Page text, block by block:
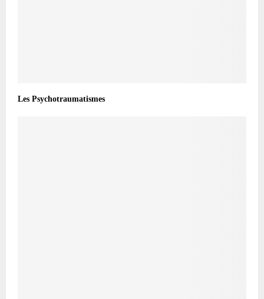
Les Psychotraumatismes